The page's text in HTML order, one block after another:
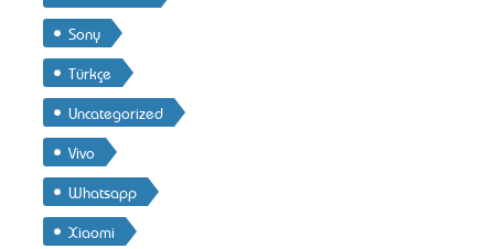
Sony
Türkçe
Uncategorized
Vivo
Whatsapp
Xiaomi